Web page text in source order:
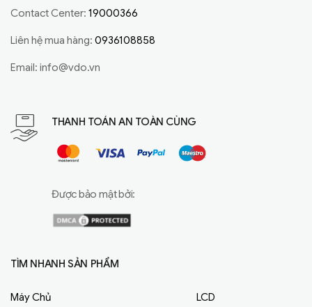
Contact Center: 19000366
Liên hệ mua hàng: 0936108858
Email: info@vdo.vn
THANH TOÁN AN TOÀN CÙNG
Được bảo mật bởi:
TÌM NHANH SẢN PHẨM
Máy Chủ
LCD